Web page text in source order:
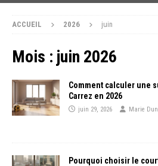
ACCUEIL 2026 juin
Mois : juin 2026
Comment calculer une
Carrez en 2026
juin 29, 2026 Marie
Pourquoi choisir le